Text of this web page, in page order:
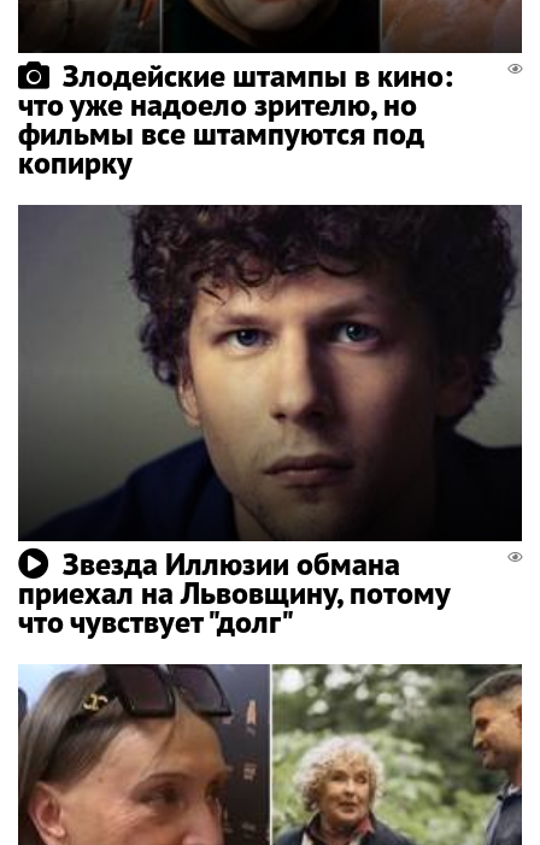
Злодейские штампы в кино:
что уже надоело зрителю, но
фильмы все штампуются под
копирку
Звезда Иллюзии обмана
приехал на Львовщину, потому
что чувствует "долг"